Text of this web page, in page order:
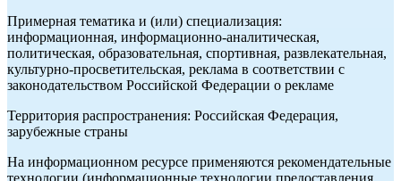
Примерная тематика и (или) специализация:
информационная, информационно-аналитическая,
политическая, образовательная, спортивная, развлекательная,
культурно-просветительская, реклама в соответствии с
законодательством Российской Федерации о рекламе
Территория распространения: Российская Федерация,
зарубежные страны
На информационном ресурсе применяются рекомендательные